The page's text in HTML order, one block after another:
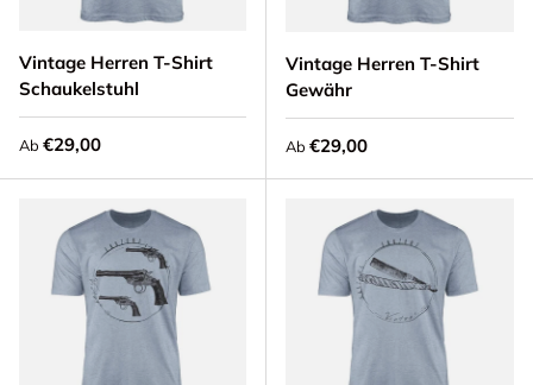
Vintage Herren T-Shirt
Schaukelstuhl
Ab Normaler Preis
€29,00
Vintage Herren T-Shirt
Gewähr
Ab Normaler Preis
€29,00